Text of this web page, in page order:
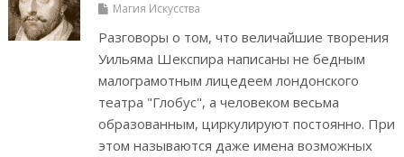
Магия Искусства
Разговоры о том, что величайшие творения
Уильяма Шекспира написаны не бедным
малограмотным лицедеем лондонского
театра "Глобус", а человеком весьма
образованным, циркулируют постоянно. При
этом называются даже имена возможных